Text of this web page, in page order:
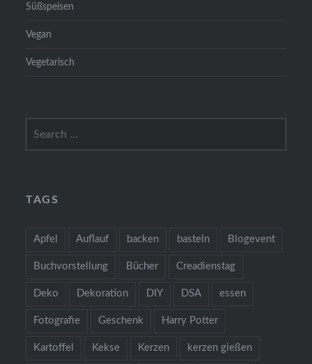
Süßspeisen
Vegan
Vegetarisch
for:
TAGS
Apfel Auflauf backen basteln Blogevent
Buchvorstellung Bücher Creadienstag
Deko Dekoration DIY DSA essen
Fotografie Geschenk Harry Potter
Kartoffel Kekse Kerzen kerzen gießen